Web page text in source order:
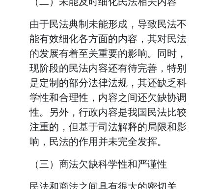
由于民法典制未能形成，导致民法不
能有效细化各方面的内容，其对民法
的发展有着至关重要的影响。同时，
现阶段的民法内容还有待完善，特别
是定制的部分法律法规，其还缺乏科
学性和合理性，内容之间还欠缺协调
性。另外，行政内容是我国民法比较
注重的，但基于司法解释的局限和影
响，民法的作用并未完全发挥。
（三）商法欠缺科学性和严谨性